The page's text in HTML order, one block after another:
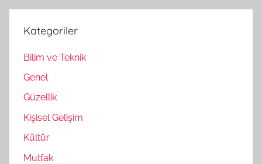
Kategoriler
Bilim ve Teknik
Genel
Güzellik
Kişisel Gelişim
Kültür
Mutfak